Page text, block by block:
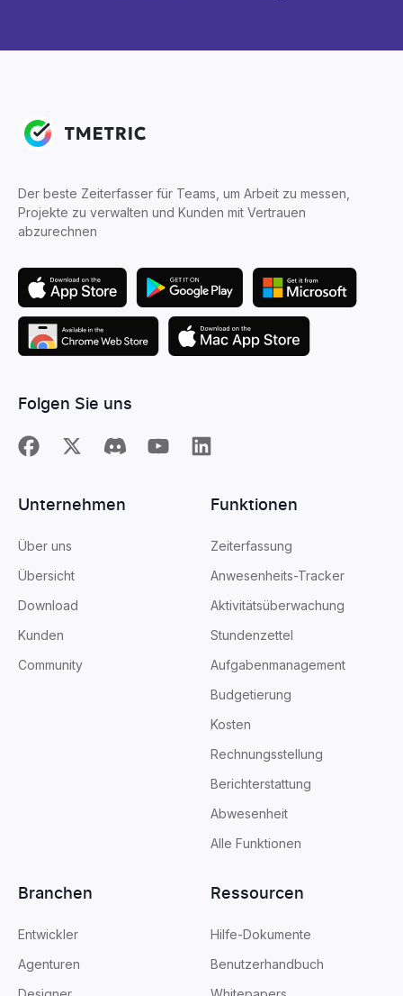
Der beste Zeiterfasser für Teams, um Arbeit zu messen,
Projekte zu verwalten und Kunden mit Vertrauen
abzurechnen
Folgen Sie uns
Funktionen
Zeiterfassung
Anwesenheits-Tracker
Aktivitätsüberwachung
Stundenzettel
Aufgabenmanagement
Budgetierung
Kosten
Rechnungsstellung
Berichterstattung
Abwesenheit
Alle Funktionen
Branchen
Entwickler
Agenturen
Ressourcen
Hilfe-Dokumente
Benutzerhandbuch
Unternehmen
Über uns
Übersicht
Download
Kunden
Community